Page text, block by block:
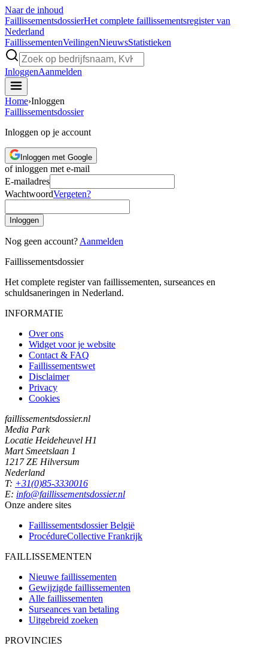
Naar de inhoud
FaillissementsdossierHet complete faillissementsregister van
Nederland
FaillissementenVeilingenNieuwsStatistieken
InloggenAanmelden
Home›Inloggen
Faillissementsdossier
Inloggen op je account
Inloggen met Google
of inloggen met e-mail
E-mailadres
WachtwoordVergeten?
Inloggen
Nog geen account? Aanmelden
Faillissementsdossier
Het complete register van faillissementen, surseances en
schuldsaneringen in Nederland.
INFORMATIE
Over ons
Widget voor je website
Contact & FAQ
Faillissementswet
Disclaimer
Privacy
Cookies
faillissementsdossier.nl
Media Park
Locatie Heideheuvel H1
Mart Smeetslaan 1
1217 ZE Hilversum
Nederland
T: +31(0)85-3330016
E: info@faillissementsdossier.nl
Onze andere sites
Faillissementsdossier België
ProcédureCollective Frankrijk
FAILLISSEMENTEN
Nieuwe faillissementen
Gewijzigde faillissementen
Alle faillissementen
Surseances van betaling
Uitgebreid zoeken
PROVINCIES